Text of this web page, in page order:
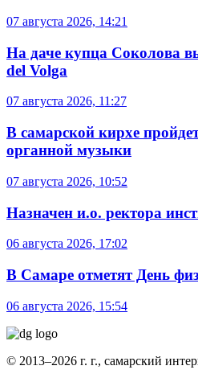
07 августа 2026, 14:21
На даче купца Соколова
del Volga
07 августа 2026, 11:27
В самарской кирхе
органной музыки
07 августа 2026, 10:52
Назначен и.о. ректора
06 августа 2026, 17:02
В Самаре отметят День
06 августа 2026, 15:54
© 2013–2026 г. г., самарский